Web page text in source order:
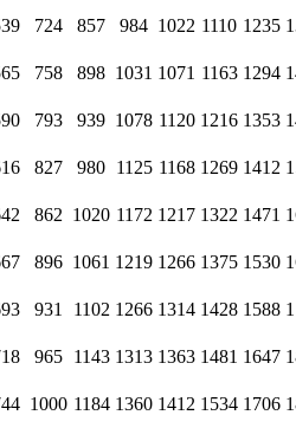
724 857 984 1022 1110 1235
758 898 1031 1071 1163 1294
793 939 1078 1120 1216 1353
827 980 1125 1168 1269 1412
862 1020 1172 1217 1322 1471
896 1061 1219 1266 1375 1530
931 1102 1266 1314 1428 1588
965 1143 1313 1363 1481 1647
1000 1184 1360 1412 1534 1706